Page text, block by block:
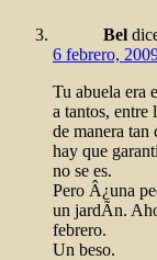
Bel
6 febrero,
Tu abuela era
a tantos, entre
de manera tan
hay que
no se es.
Pero Â¿una
un jardÃ­n.
febrero.
Un beso.